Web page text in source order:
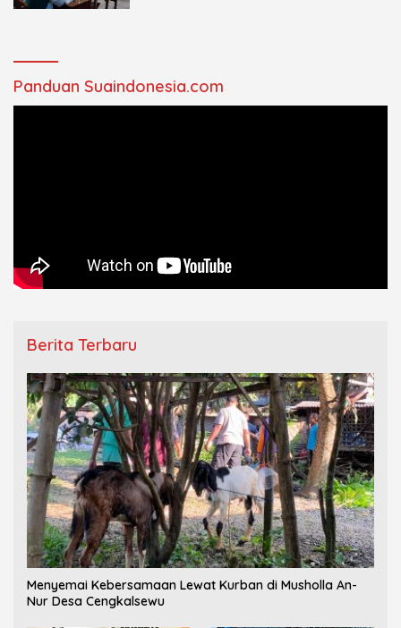
Panduan Suaindonesia.com
Berita Terbaru
Menyemai Kebersamaan Lewat Kurban di Musholla An-
Nur Desa Cengkalsewu